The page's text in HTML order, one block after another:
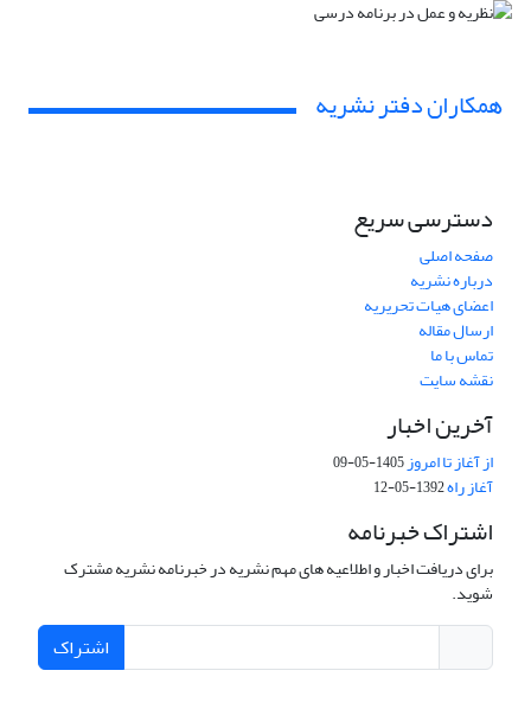
همکاران دفتر نشریه
دسترسی سریع
صفحه اصلی
درباره نشریه
اعضای هیات تحریریه
ارسال مقاله
تماس با ما
نقشه سایت
آخرین اخبار
از آغاز تا امروز1405-05-09
آغاز راه1392-05-12
اشتراک خبرنامه
برای دریافت اخبار و اطلاعیه های مهم نشریه در خبرنامه نشریه مشترک
شوید.
اشتراک